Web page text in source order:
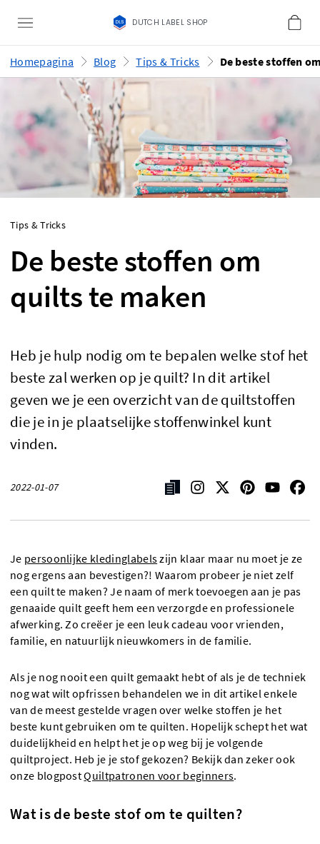
DUTCH LABEL SHOP
Homepagina Blog Tips & Tricks
Tips & Tricks
De beste stoffen om
quilts te maken
Heb je hulp nodig om te bepalen welke stof het
beste zal werken op je quilt? In dit artikel
geven we je een overzicht van de quiltstoffen
die je in je plaatselijke stoffenwinkel kunt
vinden.
2022-01-07
Je persoonlijke kledinglabelszijn klaar maar nu moet je ze
nog ergens aan bevestigen?! Waarom probeer je niet zelf
een quilt te maken? Je naam of merk toevoegen aan je pas
genaaide quilt geeft hem een verzorgde en professionele
afwerking. Zo creëer je een leuk cadeau voor vrienden,
familie, en natuurlijk nieuwkomers in de familie.
Als je nog nooit een quilt gemaakt hebt of als je de techniek
nog wat wilt opfrissen behandelen we in dit artikel enkele
van de meest gestelde vragen over welke stoffen je het
beste kunt gebruiken om te quilten. Hopelijk schept het wat
duidelijkheid en helpt het je op weg bij je volgende
quiltproject. Heb je je stof gekozen? Bekijk dan zeker ook
onze blogpostQuiltpatronen voor beginners.
Wat is de beste stof om te quilten?